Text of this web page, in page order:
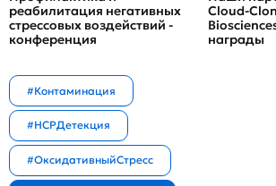
реабилитация негативных
стрессовых воздействий -
конференция
Cloud-
награды
#Контаминация
#HCPДетекция
#ОксидативныйСтресс